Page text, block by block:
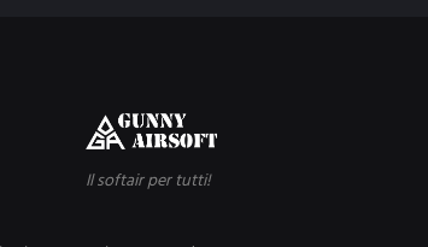
Il softair per tutti!